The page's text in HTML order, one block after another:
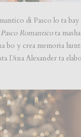
di Pasco lo ta
Romanticota
bo y crea memoria
Dina Alexander ta